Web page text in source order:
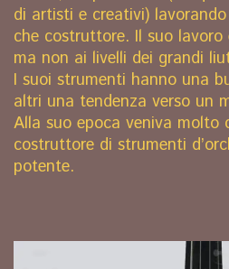
di artisti e creativi)
che costruttore. Il suo
ma non ai livelli dei grandi
I suoi strumenti hanno una
altri una tendenza verso un
Alla suo epoca veniva molto
costruttore di strumenti
potente.